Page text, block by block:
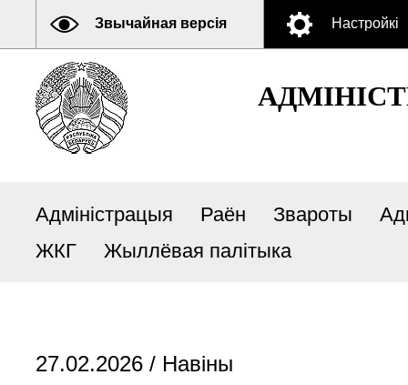
Звычайная версія Настройкі
Адміністрацыя Раён Звароты
ЖКГ
Жыллёвая палітыка
27.02.2026 / Навіны